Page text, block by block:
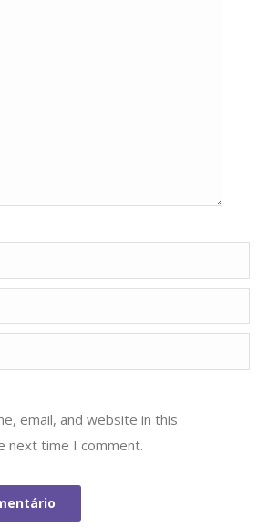
email, and website in this
next time I comment.